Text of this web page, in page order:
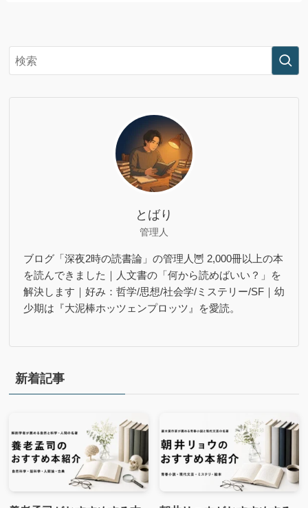
とばり
管理人
ブログ「深夜2時の読書論」の管理人🦉 2,000冊以上の本
を読んできました｜人文書の「何から読めばいい？」を
解決します｜好み：哲学/思想/社会学/ミステリー/SF｜幼
少期は『大泥棒ホッツェンプロッツ』を愛読。
新着記事